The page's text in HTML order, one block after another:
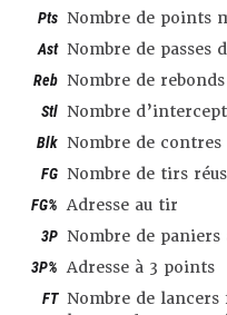
Pts Nombre de points
Ast Nombre de passes
Reb Nombre de rebonds
Stl Nombre
Blk Nombre de contres
FG Nombre de tirs
FG% Adresse au tir
3P Nombre de paniers
3P% Adresse à 3 points
FT Nombre de lancers